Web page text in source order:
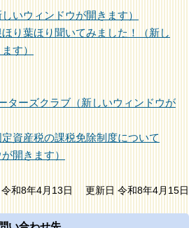
いウィンドウが開きます）
り葉ほり聞いてみました！（新し
す）
ターズクラブ（新しいウィンドウが
資産税の課税免除制度について
開きます）
和8年4月13日 更新日 令和8年4月15日